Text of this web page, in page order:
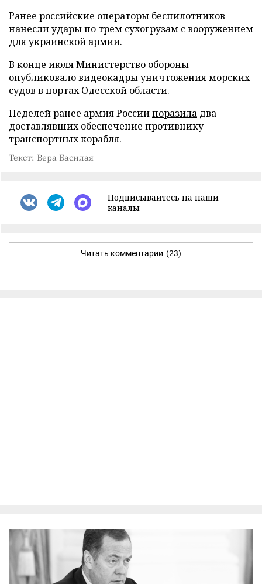
Ранее российские операторы беспилотников
нанеслиудары по трем сухогрузам с вооружением
для украинской армии.
В конце июля Министерство обороны
опубликоваловидеокадры уничтожения морских
судов в портах Одесской области.
Неделей ранее армия Россиипоразила два
доставлявших обеспечение противнику
транспортных корабля.
Текст: Вера Басилая
Подписывайтесь на наши
каналы
Читать комментарии (23)